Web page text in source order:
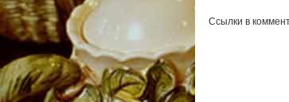
Ссылки в